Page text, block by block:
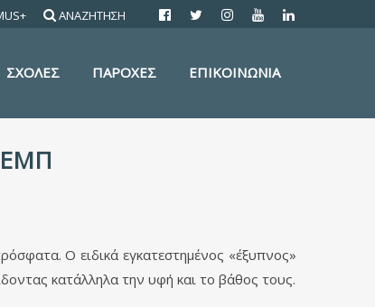
ΑΝΑΖΗΤΗΣΗ
ΣΧΟΛΕΣ ΠΑΡΟΧΕΣ ΕΠΙΚΟΙΝΩΝΙΑ
ΕΜΠ
Ο ειδικά εγκατεστημένος «έξυπνος»
κατάλληλα την υφή και το βάθος τους.